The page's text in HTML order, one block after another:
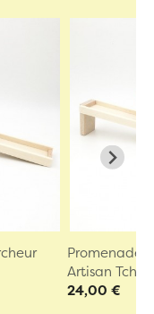
Promenade
Artisan
24,00 €